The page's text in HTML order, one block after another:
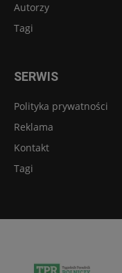
Autorzy
Tagi
SERWIS
Polityka prywatności
Reklama
Kontakt
Tagi